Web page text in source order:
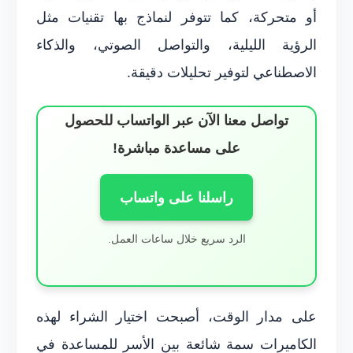
أو متحركة، كما تتوفر لنماذج بها تقنيات مثل
الرؤية الليلية، والتواصل الصوتي، والذكاء
الاصطناعي لتوفير تحليلات دقيقة.
تواصل معنا الآن عبر الواتساب للحصول
على مساعدة مباشرة!
راسلنا على واتساب
الرد سريع خلال ساعات العمل.
على مدار الوقت، أصبحت اختيار الشراء لهذه
الكاميرات سمة شائعة بين الأسر للمساعدة في